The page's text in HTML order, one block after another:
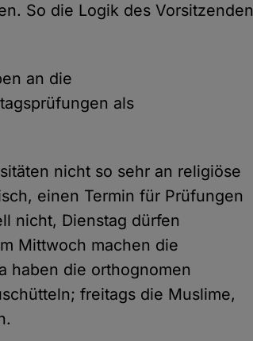
So die Logik des Vorsitzenden
an die
als
nicht so sehr an religiöse
einen Termin für Prüfungen
nicht, Dienstag dürfen
Mittwoch machen die
haben die orthognomen
freitags die Muslime,